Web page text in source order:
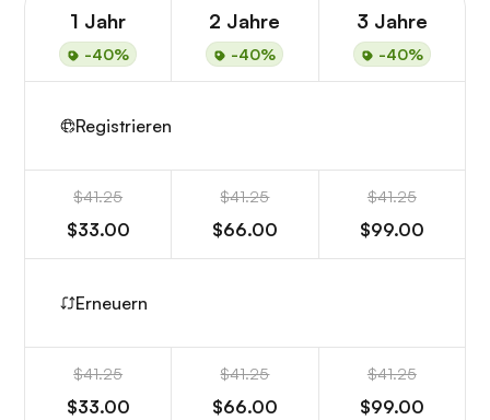
1 Jahr
-40%
2 Jahre
-40%
3 Jahre
-40%
Registrieren
$41.25
$33.00
$41.25
$66.00
$41.25
$99.00
Erneuern
$41.25
$33.00
$41.25
$66.00
$41.25
$99.00